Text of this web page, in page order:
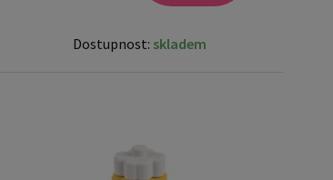
Dostupnost: skladem